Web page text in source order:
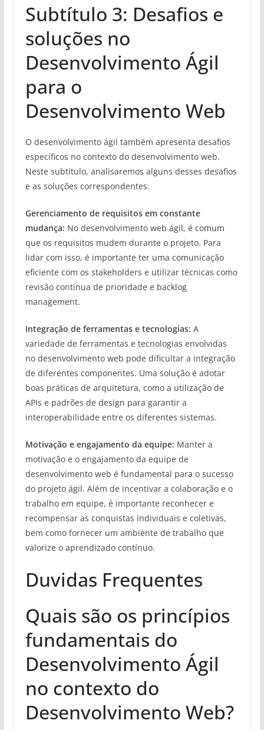
Subtítulo 3: Desafios e
soluções no
Desenvolvimento Ágil
para o
Desenvolvimento Web
O desenvolvimento ágil também apresenta desafios
específicos no contexto do desenvolvimento web.
Neste subtítulo, analisaremos alguns desses desafios
e as soluções correspondentes.
Gerenciamento de requisitos em constante
mudança: No desenvolvimento web ágil, é comum
que os requisitos mudem durante o projeto. Para
lidar com isso, é importante ter uma comunicação
eficiente com os stakeholders e utilizar técnicas como
revisão contínua de prioridade e backlog
management.
Integração de ferramentas e tecnologias: A
variedade de ferramentas e tecnologias envolvidas
no desenvolvimento web pode dificultar a integração
de diferentes componentes. Uma solução é adotar
boas práticas de arquitetura, como a utilização de
APIs e padrões de design para garantir a
interoperabilidade entre os diferentes sistemas.
Motivação e engajamento da equipe: Manter a
motivação e o engajamento da equipe de
desenvolvimento web é fundamental para o sucesso
do projeto ágil. Além de incentivar a colaboração e o
trabalho em equipe, é importante reconhecer e
recompensar as conquistas individuais e coletivas,
bem como fornecer um ambiente de trabalho que
valorize o aprendizado contínuo.
Duvidas Frequentes
Quais são os princípios
fundamentais do
Desenvolvimento Ágil
no contexto do
Desenvolvimento Web?